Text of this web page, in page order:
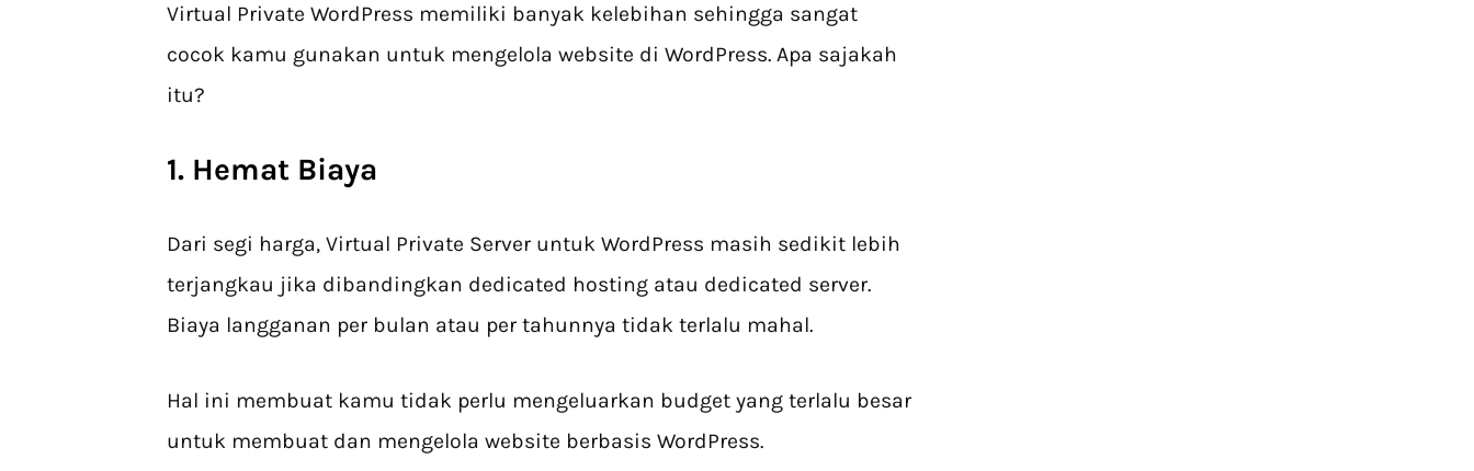
Virtual Private WordPress memiliki banyak kelebihan sehingga sangat
cocok kamu gunakan untuk mengelola website di WordPress. Apa sajakah
itu?
1. Hemat Biaya
Dari segi harga, Virtual Private Server untuk WordPress masih sedikit lebih
terjangkau jika dibandingkan dedicated hosting atau dedicated server.
Biaya langganan per bulan atau per tahunnya tidak terlalu mahal.
Hal ini membuat kamu tidak perlu mengeluarkan budget yang terlalu besar
untuk membuat dan mengelola website berbasis WordPress.